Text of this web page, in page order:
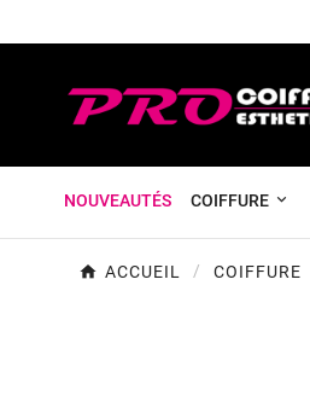
NOUVEAUTÉS COIFFURE
ACCUEIL COIFFURE